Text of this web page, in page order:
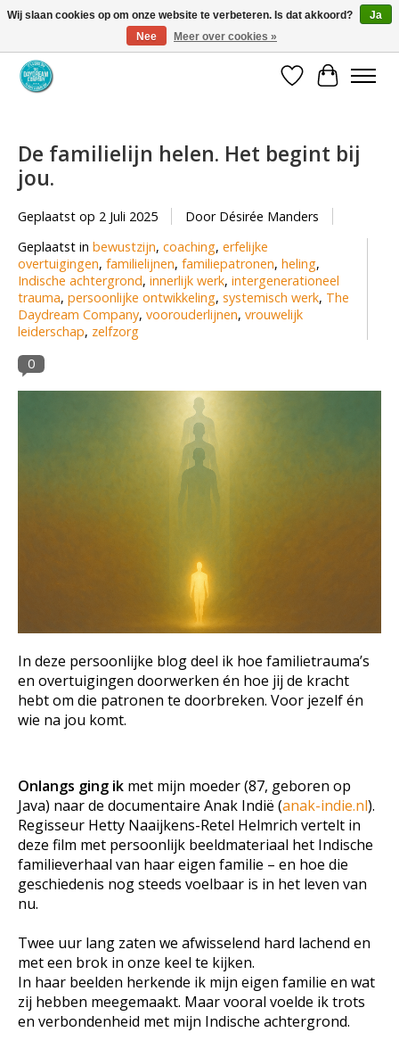
Coaching via download. Effectief en voordelig.
Verlanglijst
De familielijn helen. Het begint bij
jou.
Geplaatst op 2 Juli 2025
Door Désirée Manders
Geplaatst in bewustzijn, coaching, erfelijke
overtuigingen, familielijnen, familiepatronen, heling,
Indische achtergrond, innerlijk werk, intergenerationeel
trauma, persoonlijke ontwikkeling, systemisch werk, The
Daydream Company, voorouderlijnen, vrouwelijk
leiderschap, zelfzorg
0
In deze persoonlijke blog deel ik hoe familietrauma’s
en overtuigingen doorwerken én hoe jij de kracht
hebt om die patronen te doorbreken. Voor jezelf én
wie na jou komt.
Onlangs ging ik met mijn moeder (87, geboren op
Java) naar de documentaire Anak Indië (anak-indie.nl).
Regisseur Hetty Naaijkens-Retel Helmrich vertelt in
deze film met persoonlijk beeldmateriaal het Indische
familieverhaal van haar eigen familie – en hoe die
geschiedenis nog steeds voelbaar is in het leven van
nu.
Twee uur lang zaten we afwisselend hard lachend en
met een brok in onze keel te kijken.
In haar beelden herkende ik mijn eigen familie en wat
zij hebben meegemaakt. Maar vooral voelde ik trots
en verbondenheid met mijn Indische achtergrond.
Wij slaan cookies op om onze website te verbeteren. Is dat akkoord?
Ja
Nee
Meer over cookies »